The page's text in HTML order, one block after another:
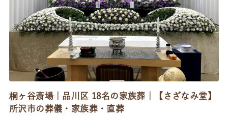
桐ヶ谷斎場｜品川区 18名の家族葬｜【さざなみ堂】
所沢市の葬儀・家族葬・直葬